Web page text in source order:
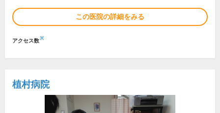
この医院の詳細をみる
アクセス数※
植村病院